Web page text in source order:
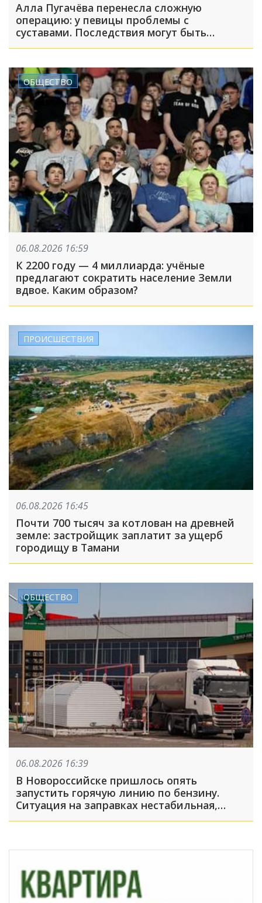
Алла Пугачёва перенесла сложную
операцию: у певицы проблемы с
суставами. Последствия могут быть
серьёзными
ОБЩЕСТВО
06.08.2026 16:59
К 2200 году — 4 миллиарда: учёные
предлагают сократить население Земли
вдвое. Каким образом?
ПРОИСШЕСТВИЯ
06.08.2026 16:45
Почти 700 тысяч за котлован на древней
земле: застройщик заплатит за ущерб
городищу в Тамани
ОБЩЕСТВО
06.08.2026 16:39
В Новороссийске пришлось опять
запустить горячую линию по бензину.
Ситуация на заправках нестабильная,
много жалоб